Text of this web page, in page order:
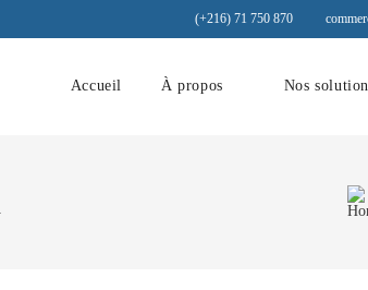
(+216) 71 750 870
Accueil À propos Nos